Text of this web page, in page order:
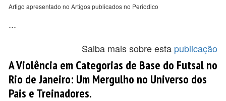
Artigo apresentado no Artigos publicados no Periodico
...
Saiba mais sobre esta publicação
A Violência em Categorias de Base do Futsal no
Rio de Janeiro: Um Mergulho no Universo dos
Pais e Treinadores.